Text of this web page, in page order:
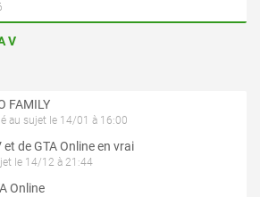
V
FAMILY
au sujet le 14/01 à 16:00
de GTA Online en vrai
le 14/12 à 21:44
Online